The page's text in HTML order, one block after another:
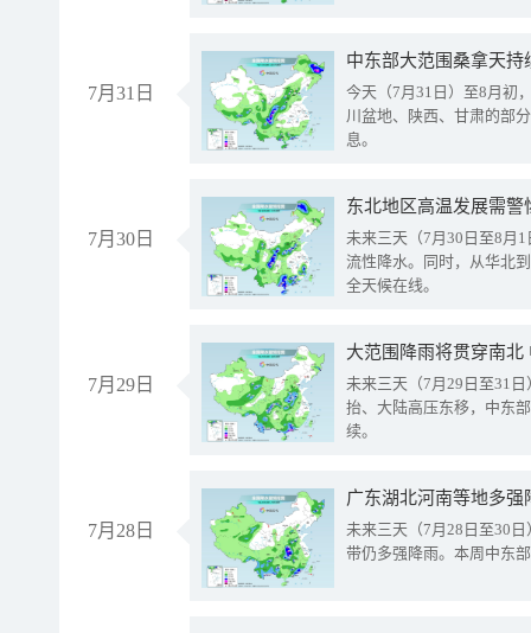
7月31日
中东部大范围桑拿天
今天（7月31日）至8月初
川盆地、陕西、甘肃的部
息。
7月30日
东北地区高温发展需
未来三天（7月30日至8月
流性降水。同时，从华北
全天候在线。
7月29日
大范围降雨将贯穿南
未来三天（7月29日至31
抬、大陆高压东移，中东
续。
7月28日
广东湖北河南等地多
未来三天（7月28日至30
带仍多强降雨。本周中东